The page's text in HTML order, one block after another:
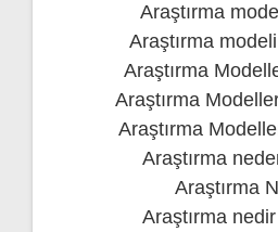
Araştırma
Araştırma
Araştırma
Araştırma
Araştırma
Araştırma
Araştırma
Araştırma